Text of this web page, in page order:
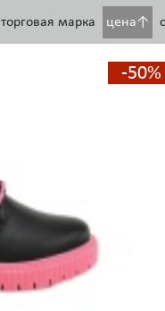
торговая марка цена↑
-50%